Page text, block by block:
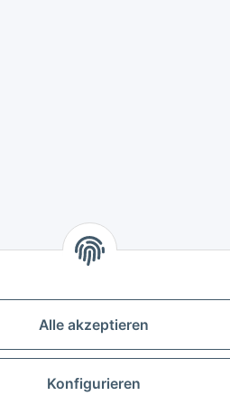
Alle akzeptieren
Konfigurieren